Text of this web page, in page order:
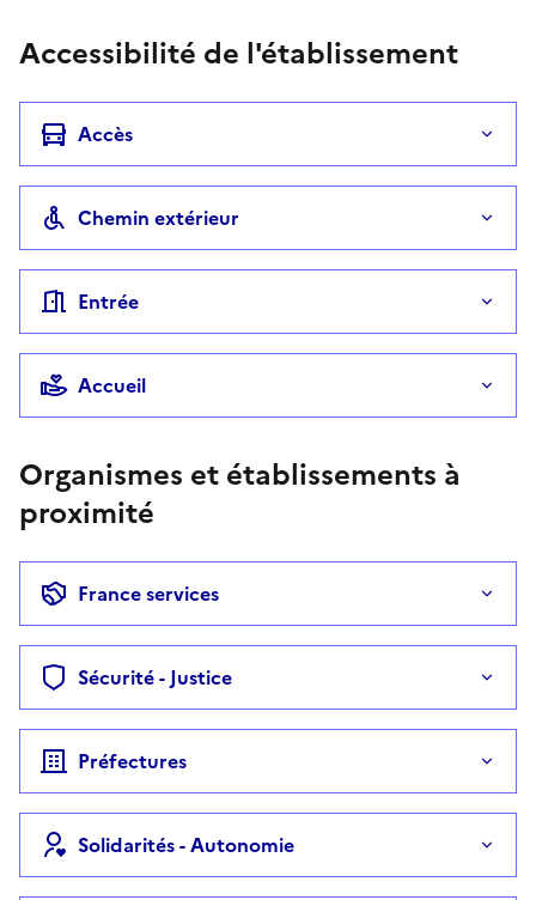
Accessibilité de l'établissement
Accès
Chemin extérieur
Entrée
Accueil
Organismes et établissements à
proximité
France services
Sécurité - Justice
Préfectures
Solidarités - Autonomie